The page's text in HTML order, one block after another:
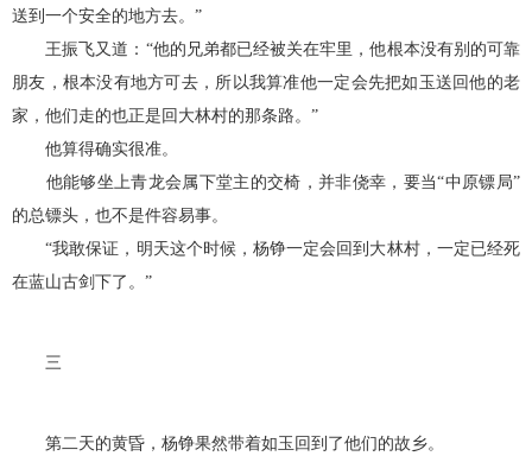
送到一个安全的地方去。”
王振飞又道：“他的兄弟都已经被关在牢里，他根本没有别的可靠
朋友，根本没有地方可去，所以我算准他一定会先把如玉送回他的老
家，他们走的也正是回大林村的那条路。”
他算得确实很准。
他能够坐上青龙会属下堂主的交椅，并非侥幸，要当“中原镖局”
的总镖头，也不是件容易事。
“我敢保证，明天这个时候，杨铮一定会回到大林村，一定已经死
在蓝山古剑下了。”
三
第二天的黄昏，杨铮果然带着如玉回到了他们的故乡。